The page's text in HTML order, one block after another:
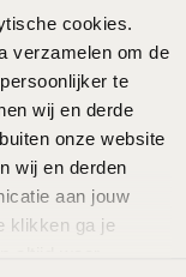
cookies.
verzamelen om de
te
wij en derde
onze website
wij en derden
aan jouw
klikken ga je
steel
triangel hanger